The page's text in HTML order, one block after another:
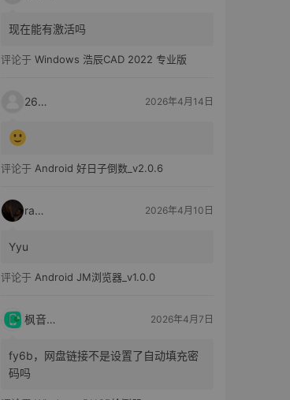
现在能有激活吗
评论于 Windows 浩辰CAD 2022 专业版
2603 2026年4月14日
评论于 Android 好日子倒数_v2.0.6
raka 2026年4月10日
Yyu
评论于 Android JM浏览器_v1.0.0
枫音应用 2026年4月7日
fy6b，网盘链接不是设置了自动填充密
码吗